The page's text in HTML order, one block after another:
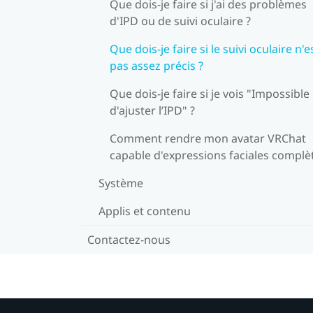
Que dois-je faire si j'ai des problèmes
d'IPD ou de suivi oculaire ?
Que dois-je faire si le suivi oculaire
pas assez précis ?
Que dois-je faire si je vois "Impossible
d'ajuster l’IPD" ?
Comment rendre mon avatar VRChat
capable d'expressions faciales
Système
Applis et contenu
Contactez-nous